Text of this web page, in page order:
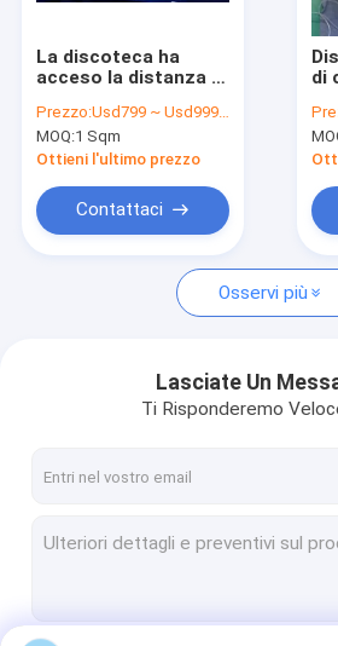
Contattaci
Notizie
esposizione di LED curva
Piccola esposizione di LED del pixel
Armadietto di esposizione del LED
La discoteca ha
acceso la distanza di
250*250mm 40m dei
pixel di Dance Floor
43222
Prezzo:Usd799 ~ Usd999 / Sqm ( price is negotiable )
MOQ:1 Sqm
Ottieni l'ultimo prezzo
Contattaci
di
di
Osservi più
Lasciate Un
Ti Risponderemo